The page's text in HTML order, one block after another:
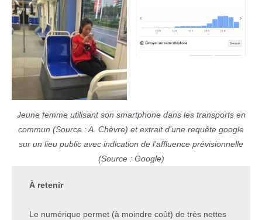
Jeune femme utilisant son smartphone dans les transports en
commun (Source : A. Chèvre) et extrait d’une requête google
sur un lieu public avec indication de l’affluence prévisionnelle
(Source : Google)
À retenir
Le numérique permet (à moindre coût) de très nettes